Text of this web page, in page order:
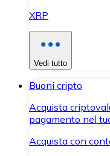
XRP
Vedi tutto
Buoni cripto
Acquista
pagamento nel
Acquista con